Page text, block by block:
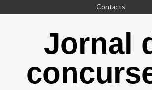
Contacts
Jornal